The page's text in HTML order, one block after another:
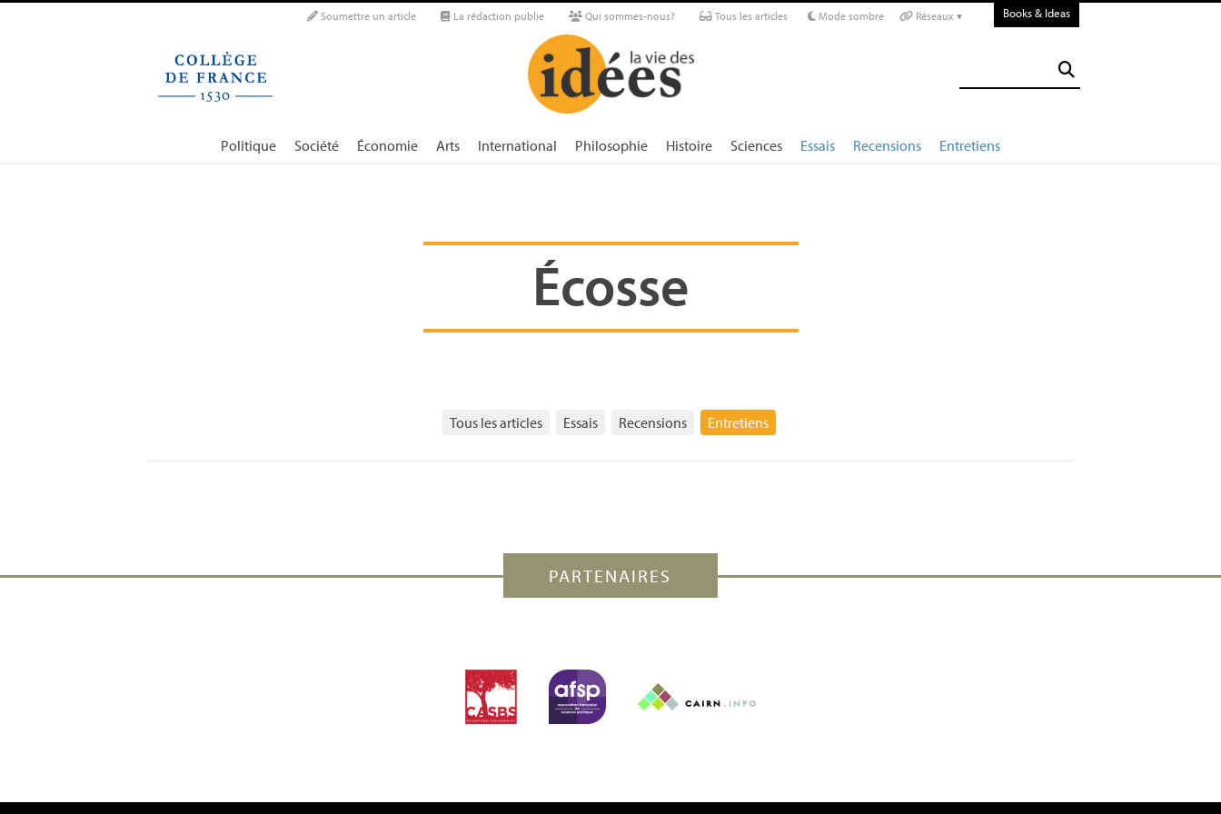
Soumettre un article La rédaction publie Qui sommes-nous? Tous les articles Mode sombre Réseaux ▾ Books & Ideas
Politique Société Économie Arts International Philosophie Histoire Sciences Essais Recensions Entretiens
Écosse
Tous les articles Essais Recensions Entretiens
PARTENAIRES